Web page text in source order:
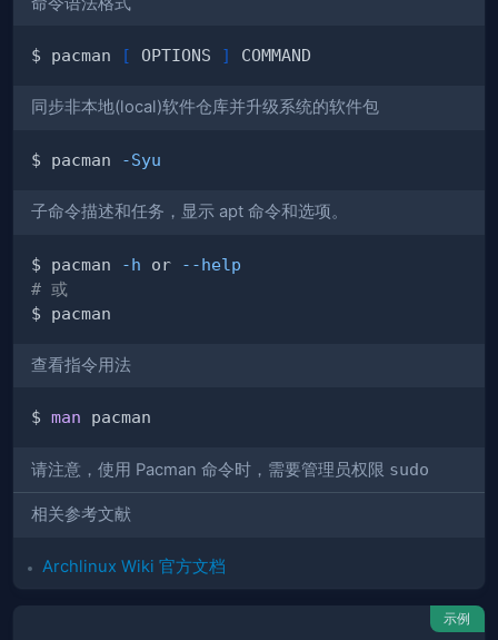
$ pacman [ OPTIONS ]
同步非本地(local)软件仓库并升级系统的软件包
$ pacman -Syu
子命令描述和任务，显示 apt 命令和选项。
$ pacman -h or
--help
# 或
查看指令用法
$ man
请注意，使用 Pacman 命令时，需要管理员权限 sudo
相关参考文献
Archlinux Wiki 官方文档
示例